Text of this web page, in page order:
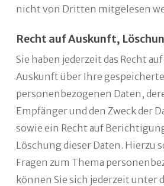
nicht von Dritten mitgelesen
Recht auf Auskunft,
Sie haben jederzeit das Recht
Auskunft über Ihre
personenbezogenen Daten,
Empfänger und den Zweck der
sowie ein Recht auf
Löschung dieser Daten. Hierzu
Fragen zum Thema
können Sie sich jederzeit unter